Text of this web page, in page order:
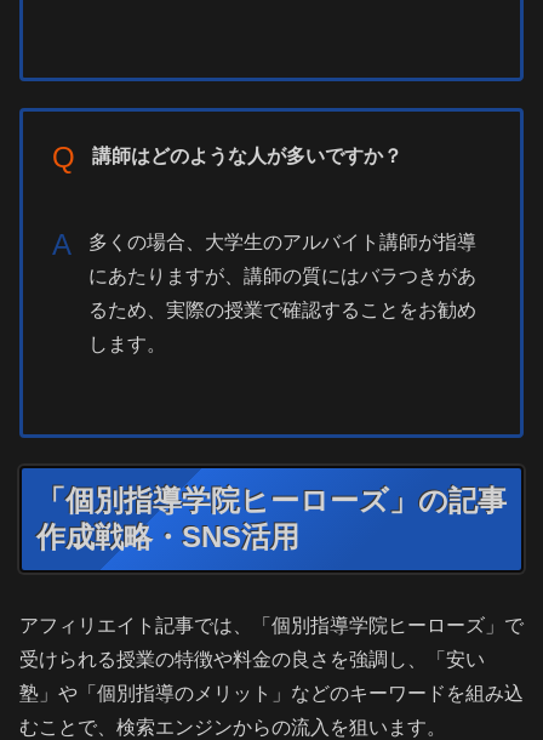
Q 講師はどのような人が多いですか？
A
多くの場合、大学生のアルバイト講師が指導
にあたりますが、講師の質にはバラつきがあ
るため、実際の授業で確認することをお勧め
します。
「個別指導学院ヒーローズ」の記事
作成戦略・SNS活用
アフィリエイト記事では、「個別指導学院ヒーローズ」で
受けられる授業の特徴や料金の良さを強調し、「安い
塾」や「個別指導のメリット」などのキーワードを組み込
むことで、検索エンジンからの流入を狙います。